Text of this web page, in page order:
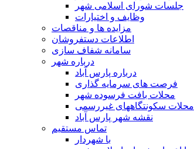
جلسات شورای اسلامی شهر
وظایف و اختیارات
مزایده ها و مناقصات
اطلاعات دستفروشان
سامانه شفاف سازی
درباره شهر
درباره پارس آباد
فرصت های سرمایه گذاری
محلات بافت فرسوده شهر
محلات سکونتگاههای غیررسمی
نقشه شهر پارس آباد
تماس مستقیم
با شهردار